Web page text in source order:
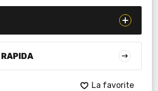
La favorite